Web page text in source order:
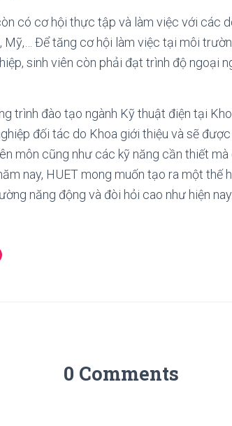
có cơ hội thực tập và làm việc với các
Mỹ,… Để tăng cơ hội làm việc tại môi
sinh viên còn phải đạt trình độ ngoại
trình đào tạo ngành Kỹ thuật điện tại
đối tác do Khoa giới thiệu và sẽ
môn cũng như các kỹ năng cần thiết mà
nay, HUET mong muốn tạo ra một thế
năng động và đòi hỏi cao như hiện nay.
0 Comments